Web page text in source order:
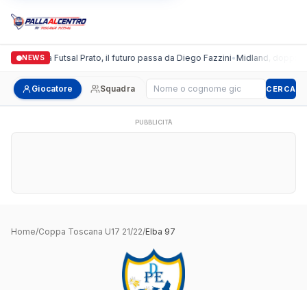
NEWS
Italgronda Futsal Prato, il futuro passa da Diego Fazzini•Midland, doppio
Giocatore Squadra Cerca giocatore CERCA
PUBBLICITÀ
Home/Coppa Toscana U17 21/22/Elba 97